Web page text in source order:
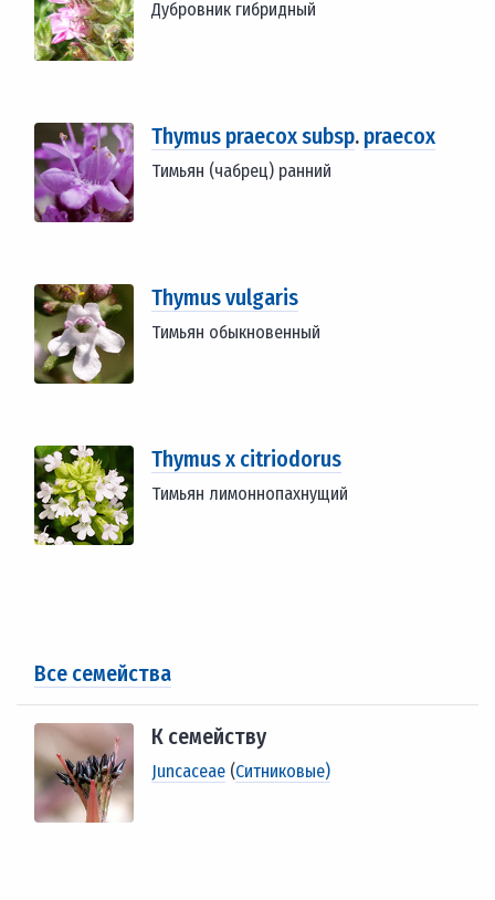
Дубровник гибридный
Thymus praecox subsp. praecox
Тимьян (чабрец) ранний
Thymus vulgaris
Тимьян обыкновенный
Thymus x citriodorus
Тимьян лимоннопахнущий
Все семейства
К семейству
Juncaceae (Ситниковые)